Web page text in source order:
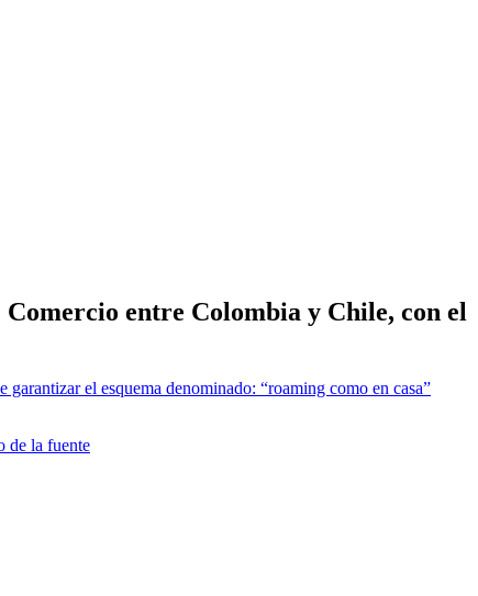
entre Colombia y Chile, con el